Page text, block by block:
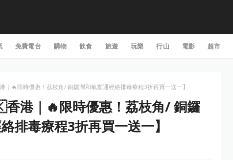
免費電台 購物 飲食 旅遊 玩樂 行山 電影 超市
🔥限時優惠！荔枝角/ 銅鑼灣和氣堂通經絡排毒療程3折再買一送一】
港｜🔥限時優惠！荔枝角/ 銅鑼
排毒療程3折再買一送一】